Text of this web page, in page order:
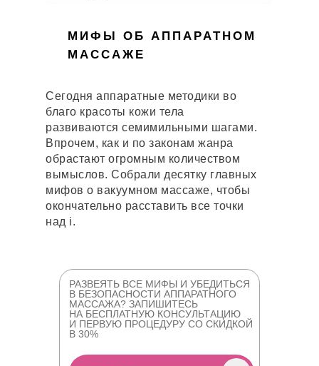
РАЗВЕЯТЬ ВСЕ МИФЫ И УБЕДИТЬСЯ
В БЕЗОПАСНОСТИ АППАРАТНОГО
МАССАЖА? ЗАПИШИТЕСЬ
НА БЕСПЛАТНУЮ КОНСУЛЬТАЦИЮ
И ПЕРВУЮ ПРОЦЕДУРУ СО СКИДКОЙ
В 30%
МИФЫ ОБ АППАРАТНОМ
МАССАЖЕ
Сегодня аппаратные методики во
благо красоты кожи тела
развиваются семимильными шагами.
Впрочем, как и по законам жанра
обрастают огромным количеством
вымыслов. Собрали десятку главных
мифов о вакуумном массаже, чтобы
окончательно расставить все точки
над i.